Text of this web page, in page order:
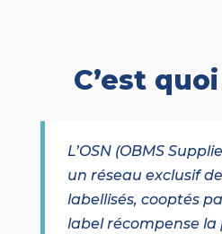
C’est quoi
L’OSN (OBMS
un réseau exclusif
labellisés, cooptés
label récompense